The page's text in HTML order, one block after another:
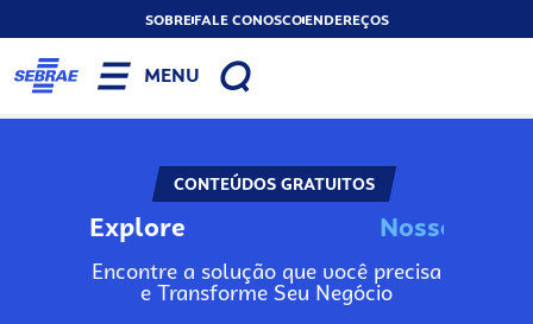
SOBREFALE CONOSCOENDEREÇOS
MENU
CONTEÚDOS GRATUITOS
Explore Nos
N
Encontre a solução que você precisa
e Transforme Seu Negócio